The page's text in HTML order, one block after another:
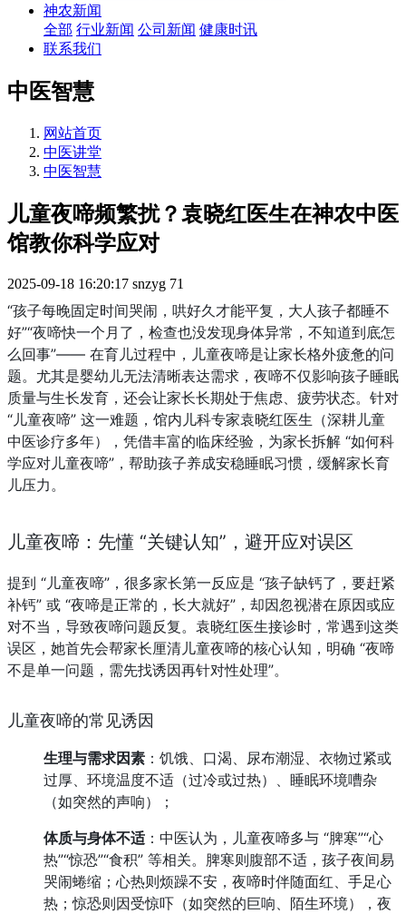
神农新闻
全部 行业新闻 公司新闻 健康时讯
联系我们
中医智慧
网站首页
中医讲堂
中医智慧
儿童夜啼频繁扰？袁晓红医生在神农中医
馆教你科学应对
2025-09-18 16:20:17 snzyg 71
“孩子每晚固定时间哭闹，哄好久才能平复，大人孩子都睡不
好”“夜啼快一个月了，检查也没发现身体异常，不知道到底怎
么回事”—— 在育儿过程中，儿童夜啼是让家长格外疲惫的问
题。尤其是婴幼儿无法清晰表达需求，夜啼不仅影响孩子睡眠
质量与生长发育，还会让家长长期处于焦虑、疲劳状态。针对
“儿童夜啼” 这一难题，馆内儿科专家袁晓红医生（深耕儿童
中医诊疗多年），凭借丰富的临床经验，为家长拆解 “如何科
学应对儿童夜啼”，帮助孩子养成安稳睡眠习惯，缓解家长育
儿压力。
儿童夜啼：先懂 “关键认知”，避开应对误区
提到 “儿童夜啼”，很多家长第一反应是 “孩子缺钙了，要赶紧
补钙” 或 “夜啼是正常的，长大就好”，却因忽视潜在原因或应
对不当，导致夜啼问题反复。袁晓红医生接诊时，常遇到这类
误区，她首先会帮家长厘清儿童夜啼的核心认知，明确 “夜啼
不是单一问题，需先找诱因再针对性处理”。
儿童夜啼的常见诱因
生理与需求因素 ：饥饿、口渴、尿布潮湿、衣物过紧或
过厚、环境温度不适（过冷或过热）、睡眠环境嘈杂
（如突然的声响）；
体质与身体不适 ：中医认为，儿童夜啼多与 “脾寒”“心
热”“惊恐”“食积” 等相关。脾寒则腹部不适，孩子夜间易
哭闹蜷缩；心热则烦躁不安，夜啼时伴随面红、手足心
热；惊恐则因受惊吓（如突然的巨响、陌生环境），夜